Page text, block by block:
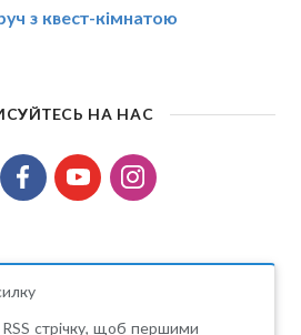
з квест-кімнатою
НА НАС
стрічку, щоб першими